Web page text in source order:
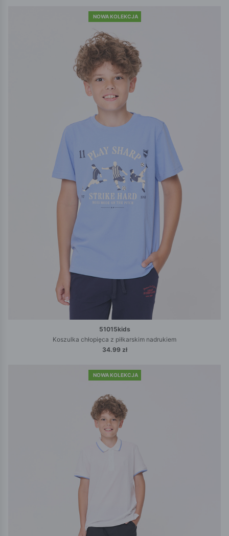
NOWA KOLEKCJA
51015kids
Koszulka chłopięca z piłkarskim nadrukiem
34.99 zł
NOWA KOLEKCJA